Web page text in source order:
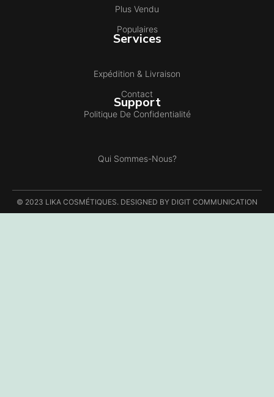
Plus Vendu
Populaires
Services
Expédition & Livraison
Contact
Politique De Confidentialité
Support
Qui Sommes-Nous?
© 2023 LIKA COSMÉTIQUES. DESIGNED BY DIGIT COMMUNICATION